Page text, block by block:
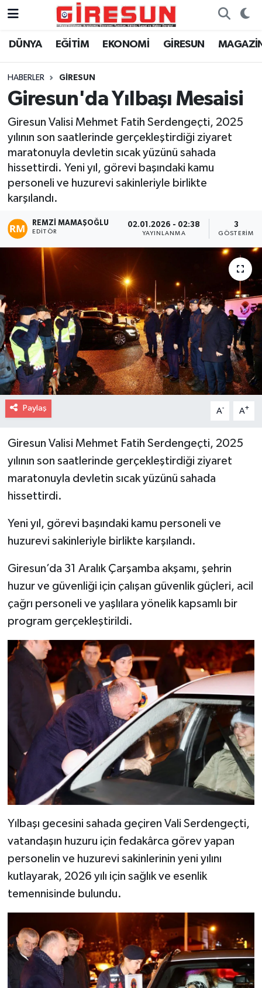
DÜNYA EĞİTİM EKONOMİ GİRESUN
HABERLER GİRESUN
Giresun'da Yılbaşı Mesaisi
Giresun Valisi Mehmet Fatih Serdengeçti, 2025
yılının son saatlerinde gerçekleştirdiği ziyaret
maratonuyla devletin sıcak yüzünü sahada
hissettirdi. Yeni yıl, görevi başındaki kamu
personeli ve huzurevi sakinleriyle birlikte
karşılandı.
REMZI MAMAŞOĞLU
EDITÖR
02.01.2026 - 02:38
YAYINLANMA
3
GÖSTERIM
Paylaş A- A+
Giresun Valisi Mehmet Fatih Serdengeçti, 2025
yılının son saatlerinde gerçekleştirdiği ziyaret
maratonuyla devletin sıcak yüzünü sahada
hissettirdi.
Yeni yıl, görevi başındaki kamu personeli ve
huzurevi sakinleriyle birlikte karşılandı.
Giresun’da 31 Aralık Çarşamba akşamı, şehrin
huzur ve güvenliği için çalışan güvenlik güçleri, acil
çağrı personeli ve yaşlılara yönelik kapsamlı bir
program gerçekleştirildi.
Yılbaşı gecesini sahada geçiren Vali Serdengeçti,
vatandaşın huzuru için fedakârca görev yapan
personelin ve huzurevi sakinlerinin yeni yılını
kutlayarak, 2026 yılı için sağlık ve esenlik
temennisinde bulundu.
Hava Durumu
Trafik Durumu
Süper Lig Puan Durumu ve Fikstür
Tüm Manşetler
Son Dakika Haberleri
Haber Arşivi